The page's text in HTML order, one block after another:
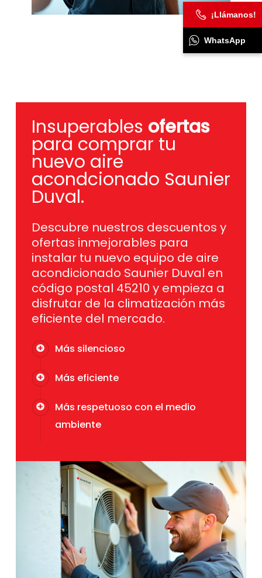
Insuperables ofertas
para comprar tu
nuevo aire
acondcionado Saunier
Duval.
Descubre nuestros descuentos y
ofertas inmejorables para
instalar tu nuevo equipo de aire
acondicionado Saunier Duval en
código postal 45210 y empieza a
disfrutar de la climatización más
eficiente del mercado.
Más silencioso
Más eficiente
Más respetuoso con el medio
ambiente
¡Llámanos!
WhatsApp